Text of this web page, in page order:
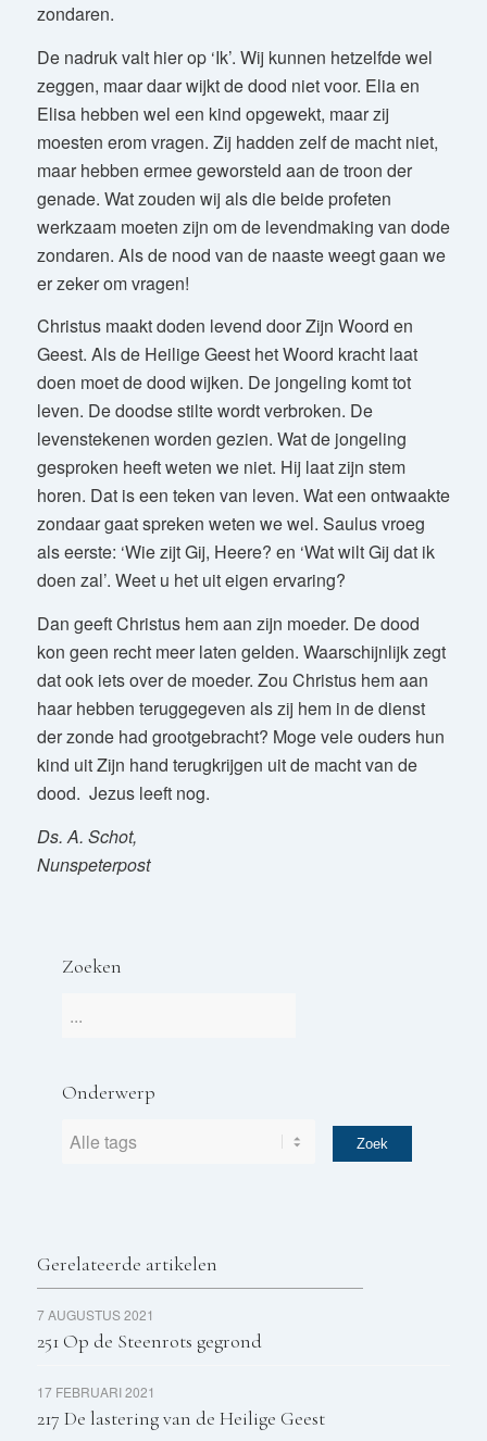
zondaren.
De nadruk valt hier op ‘Ik’. Wij kunnen hetzelfde wel
zeggen, maar daar wijkt de dood niet voor. Elia en
Elisa hebben wel een kind opgewekt, maar zij
moesten erom vragen. Zij hadden zelf de macht niet,
maar hebben ermee geworsteld aan de troon der
genade. Wat zouden wij als die beide profeten
werkzaam moeten zijn om de levendmaking van dode
zondaren. Als de nood van de naaste weegt gaan we
er zeker om vragen!
Christus maakt doden levend door Zijn Woord en
Geest. Als de Heilige Geest het Woord kracht laat
doen moet de dood wijken. De jongeling komt tot
leven. De doodse stilte wordt verbroken. De
levenstekenen worden gezien. Wat de jongeling
gesproken heeft weten we niet. Hij laat zijn stem
horen. Dat is een teken van leven. Wat een ontwaakte
zondaar gaat spreken weten we wel. Saulus vroeg
als eerste: ‘Wie zijt Gij, Heere? en ‘Wat wilt Gij dat ik
doen zal’. Weet u het uit eigen ervaring?
Dan geeft Christus hem aan zijn moeder. De dood
kon geen recht meer laten gelden. Waarschijnlijk zegt
dat ook iets over de moeder. Zou Christus hem aan
haar hebben teruggegeven als zij hem in de dienst
der zonde had grootgebracht? Moge vele ouders hun
kind uit Zijn hand terugkrijgen uit de macht van de
dood. Jezus leeft nog.
Ds. A. Schot,
Nunspeterpost
Zoeken
Onderwerp
Gerelateerde artikelen
7 AUGUSTUS 2021
251 Op de Steenrots gegrond
17 FEBRUARI 2021
217 De lastering van de Heilige Geest